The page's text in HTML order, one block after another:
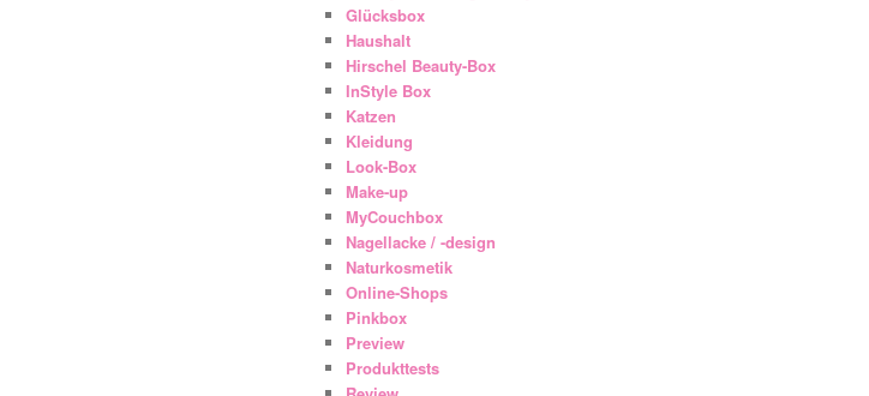
Glücksbox
Haushalt
Hirschel Beauty-Box
InStyle Box
Katzen
Kleidung
Look-Box
Make-up
MyCouchbox
Nagellacke / -design
Naturkosmetik
Online-Shops
Pinkbox
Preview
Produkttests